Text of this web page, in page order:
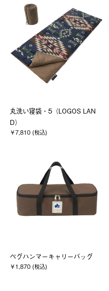
丸洗い寝袋・5（LOGOS LAN
D）
￥7,810 (税込)
ペグハンマーキャリーバッグ
￥1,870 (税込)